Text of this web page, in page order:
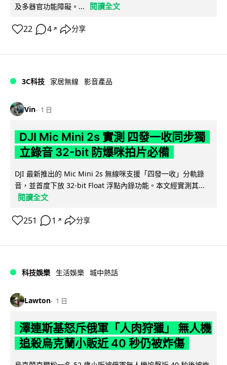
及多器官功能障礙。...
閱讀全文
22 4 ↗ 分享
3C科技 家居無線 影音產品
Vin 1 日
DJI Mic Mini 2s 實測 四發一收同步獨
立錄音 32-bit 防爆咪拍片必備
DJI 最新推出的 Mic Mini 2s 無線咪支援「四發一收」分軌錄
音，並首度下放 32-bit Float 浮點內錄功能。本文經實測其...
閱讀全文
251 1 ↗ 分享
科技娛樂 生活娛樂 城中熱話
Lawton 1 日
澤連斯基怒斥俄軍「人肉狩獵」 無人機
追殺烏克蘭小販近 40 秒仍被炸傷